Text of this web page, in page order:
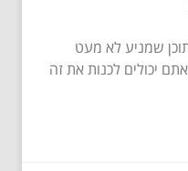
שמניע לא מעט
יכולים לכנות את זה